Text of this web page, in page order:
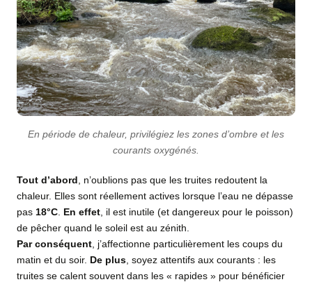
En période de chaleur, privilégiez les zones d’ombre et les
courants oxygénés.
Tout d’abord , n’oublions pas que les truites redoutent la
chaleur. Elles sont réellement actives lorsque l’eau ne dépasse
pas 18°C En effet , il est inutile (et dangereux pour le poisson)
de pêcher quand le soleil est au zénith.
Par conséquent , j’affectionne particulièrement les coups du
matin et du soir. De plus , soyez attentifs aux courants : les
truites se calent souvent dans les « rapides » pour bénéficier